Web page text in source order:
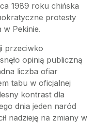
1989 roku chińska
protesty
w Pekinie.
przeciwko
opinią publiczną
liczba ofiar
tabu w oficjalnej
kontrast dla
dnia jeden naród
nadzieję na zmiany w